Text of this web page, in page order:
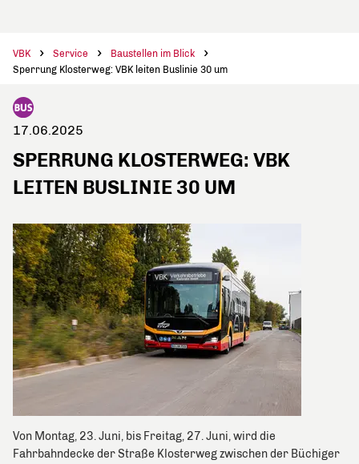
VBK Service
Baustellen im Blick
Sperrung Klosterweg: VBK leiten Buslinie 30 um
17.06.2025
SPERRUNG KLOSTERWEG: VBK
LEITEN BUSLINIE 30 UM
Von Montag, 23. Juni, bis Freitag, 27. Juni, wird die
Fahrbahndecke der Straße Klosterweg zwischen der Büchiger